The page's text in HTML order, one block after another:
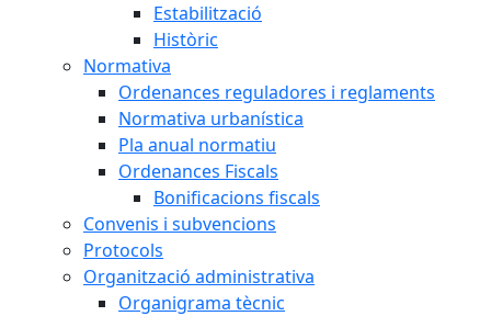
Estabilització
Històric
Normativa
Ordenances reguladores i reglaments
Normativa urbanística
Pla anual normatiu
Ordenances Fiscals
Bonificacions fiscals
Convenis i subvencions
Protocols
Organització administrativa
Organigrama tècnic